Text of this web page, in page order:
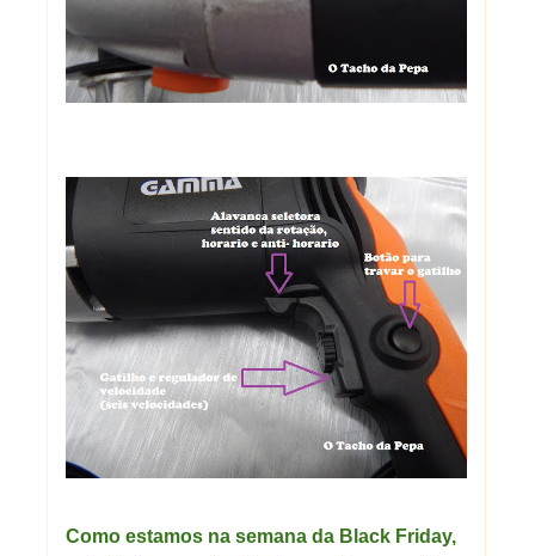
Como estamos na semana da Black Friday,